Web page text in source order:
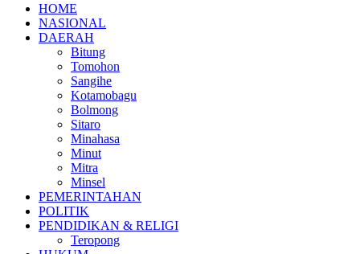
HOME
NASIONAL
DAERAH
Bitung
Tomohon
Sangihe
Kotamobagu
Bolmong
Sitaro
Minahasa
Minut
Mitra
Minsel
PEMERINTAHAN
POLITIK
PENDIDIKAN & RELIGI
Teropong